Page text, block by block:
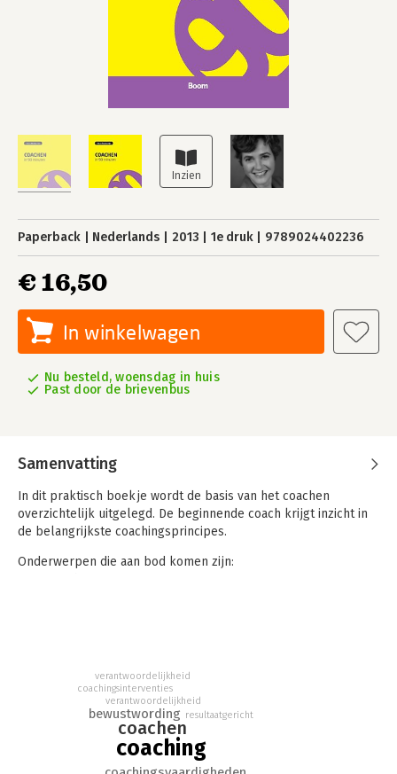
Paperback Nederlands 2013 1e druk 9789024402236
€ 16,50
In winkelwagen
Nu besteld, woensdag in huis
Past door de brievenbus
Samenvatting
In dit praktisch boekje wordt de basis van het coachen
overzichtelijk uitgelegd. De beginnende coach krijgt inzicht in
de belangrijkste coachingsprincipes.
Onderwerpen die aan bod komen zijn:
-Tien krachtige werkvormen
Voor de beginnende coach biedt dit boekje inzicht in de
belangrijkste coachingsprincipes. Het is ook geschikt voor
mensen die collega's (gaan) coachen en voor iedereen die
geïnteresseerd is in persoonlijke groei en ontwikkeling.
coaching
coachen
bewustwording
verantwoordelijkheid
coachingsinterventies
verantwoordelijkheid
resultaatgericht